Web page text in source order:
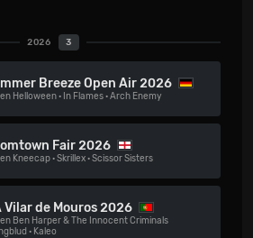
2026 3
Breeze Open Air 2026
Helloween· In Flames·Arch Enemy
Fair 2026
Kneecap·Skrillex·Scissor Sisters
Vilar de Mouros 2026
Ben Harper & The Innocent Criminals
· Kaleo